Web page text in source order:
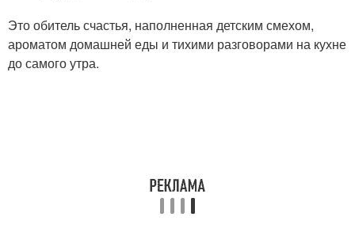
Это обитель счастья, наполненная детским смехом,
ароматом домашней еды и тихими разговорами на кухне
до самого утра.